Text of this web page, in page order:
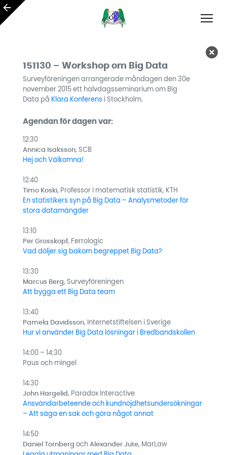
151130 – Workshop om Big Data
Surveyföreningen arrangerade måndagen den 30e
november 2015 ett halvdagsseminarium om Big
Data på Klara Konferens i Stockholm.
Agendan för dagen var:
12:30
Annica Isaksson, SCB
Hej och Välkomna!
12:40
Timo Koski, Professor i matematisk statistik, KTH
En statistikers syn på Big Data – Analysmetoder för
stora datamängder
13:10
Per Grosskopf, Ferrologic
Vad döljer sig bakom begreppet Big Data?
13:30
Marcus Berg, Surveyföreningen
Att bygga ett Big Data team
13:40
Pamela Davidsson, Internetstiftelsen i Sverige
Hur vi använder Big Data lösningar i Bredbandskollen
14:00 – 14:30
Paus och mingel
14:30
John Hargelid, Paradox Interactive
Ansvändarbeteende och kundnöjdhetsundersökningar
– Att säga en sak och göra något annat
14:50
Daniel Tornberg och Alexander Jute, MarLaw